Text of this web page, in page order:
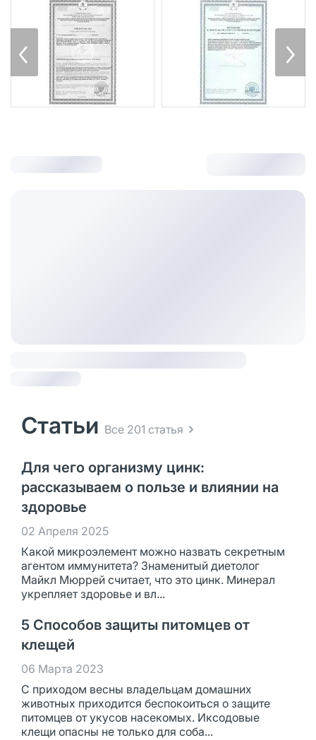
Статьи Все 201 статья
Для чего организму цинк:
рассказываем о пользе и влиянии на
здоровье
02 Апреля 2025
Какой микроэлемент можно назвать секретным
агентом иммунитета? Знаменитый диетолог
Майкл Мюррей считает, что это цинк. Минерал
укрепляет здоровье и вл...
5 Способов защиты питомцев от
клещей
06 Марта 2023
С приходом весны владельцам домашних
животных приходится беспокоиться о защите
питомцев от укусов насекомых. Иксодовые
клещи опасны не только для соба...